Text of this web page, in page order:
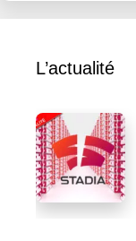
L’actualité